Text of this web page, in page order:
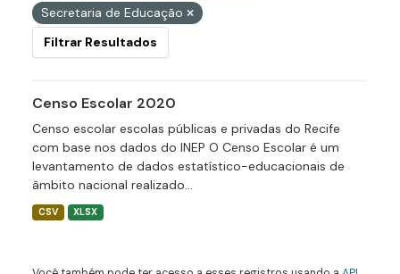
Secretaria de Educação
Filtrar Resultados
Censo Escolar 2020
Censo escolar escolas públicas e privadas do Recife
com base nos dados do INEP O Censo Escolar é um
levantamento de dados estatístico-educacionais de
âmbito nacional realizado...
CSV XLSX